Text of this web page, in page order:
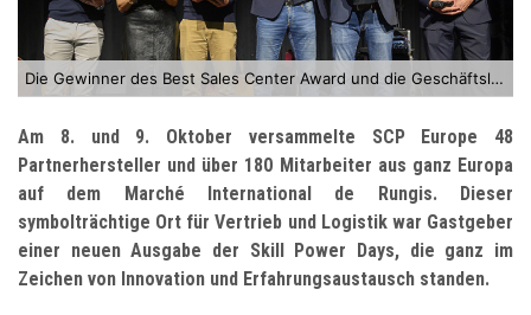
Die Gewinner des Best Sales Center Award und die Geschäftsleitung von SCP*
Am 8. und 9. Oktober versammelte SCP Europe 48
Partnerhersteller und über 180 Mitarbeiter aus ganz Europa
auf dem Marché International de Rungis. Dieser
symbolträchtige Ort für Vertrieb und Logistik war Gastgeber
einer neuen Ausgabe der Skill Power Days, die ganz im
Zeichen von Innovation und Erfahrungsaustausch standen.